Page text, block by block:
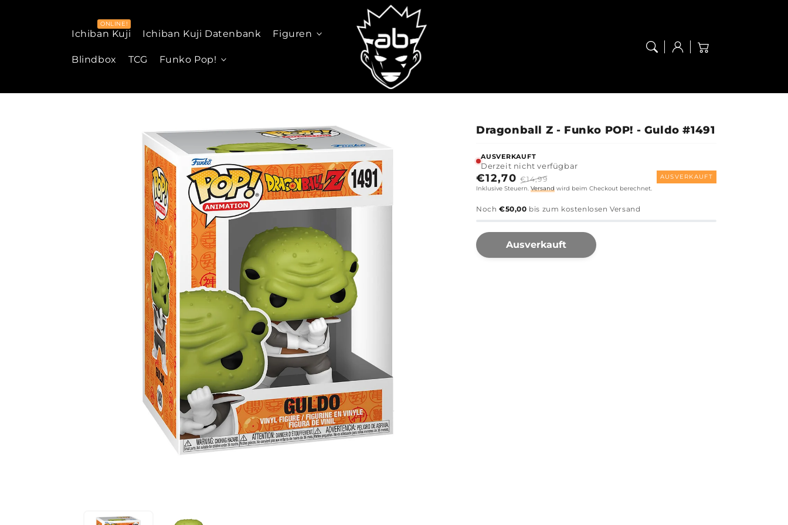
Ichiban Kuji
Ichiban Kuji Datenbank Figuren
Blindbox TCG Funko Pop!
Anmelden
Warenkorb
Zur
Dragonball Z - Funko POP! - Guldo #1491
AUSVERKAUFT
Derzeit nicht verfügbar
Sonderpreis
€12,70 Normaler
Preis
€14,99
AUSVERKAUFT
Inklusive Steuern. Versand wird beim Checkout berechnet.
Noch €50,00 bis zum kostenlosen Versand
Ausverkauft